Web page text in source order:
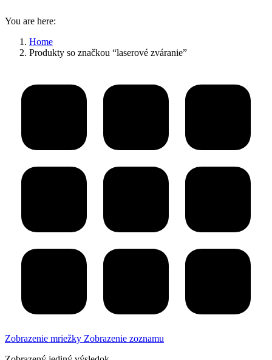
You are here:
Home
Produkty so značkou “laserové zváranie”
Zobrazenie mriežky Zobrazenie zoznamu